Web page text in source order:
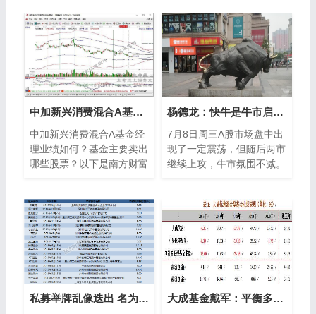
中加新兴消费混合A基金经理业绩如何？基金主要卖出哪些股票？（2021年第二季度）
中加新兴消费混合A基金经
理业绩如何？基金主要卖出
哪些股票？以下是南方财富
绩详情，供大家参考
杨德龙：快牛是牛市启动特征后市仍然是慢牛长牛
7月8日周三A股市场盘中出
现了一定震荡，但随后两市
继续上攻，牛市氛围不减。
领指数高歌...
私募举牌乱像迭出 名为举牌实为炒壳(图表) 大成基金戴军：平衡多策略选手聚焦两类核心资产